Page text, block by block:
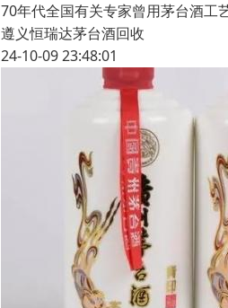
70年代全国有关专家曾用茅台酒工
遵义恒瑞达茅台酒回收
24-10-09 23:48:01